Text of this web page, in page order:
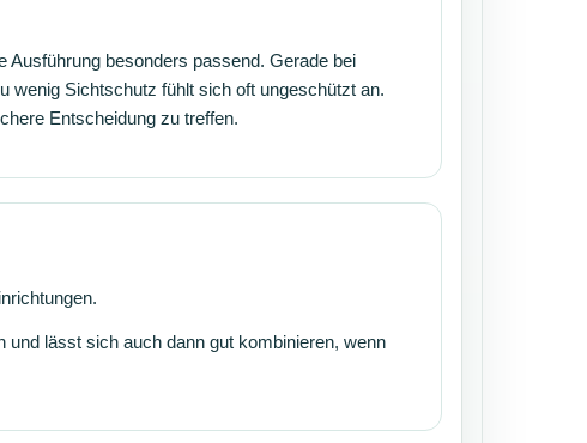
besonders passend. Gerade bei
wenig Sichtschutz fühlt sich oft ungeschützt an.
Entscheidung zu treffen.
lässt sich auch dann gut kombinieren, wenn